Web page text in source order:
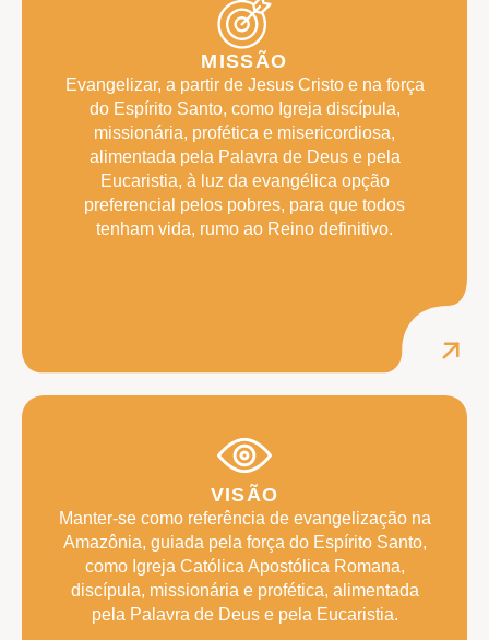
MISSÃO
Evangelizar, a partir de Jesus Cristo e na força
do Espírito Santo, como Igreja discípula,
missionária, profética e misericordiosa,
alimentada pela Palavra de Deus e pela
Eucaristia, à luz da evangélica opção
preferencial pelos pobres, para que todos
tenham vida, rumo ao Reino definitivo.
VISÃO
Manter-se como referência de evangelização na
Amazônia, guiada pela força do Espírito Santo,
como Igreja Católica Apostólica Romana,
discípula, missionária e profética, alimentada
pela Palavra de Deus e pela Eucaristia.